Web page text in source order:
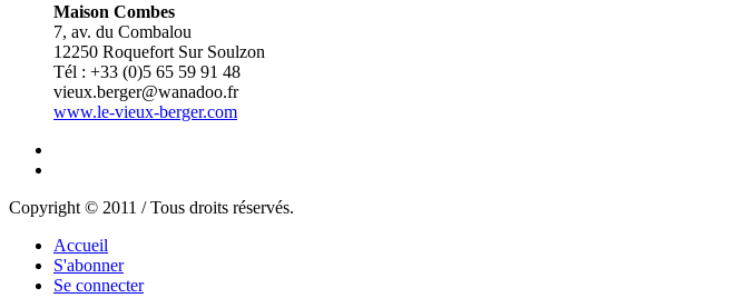
Maison Combes
7, av. du Combalou
12250 Roquefort Sur Soulzon
Tél : +33 (0)5 65 59 91 48
vieux.berger@wanadoo.fr
www.le-vieux-berger.com
Copyright © 2011 / Tous droits réservés.
Accueil
S'abonner
Se connecter